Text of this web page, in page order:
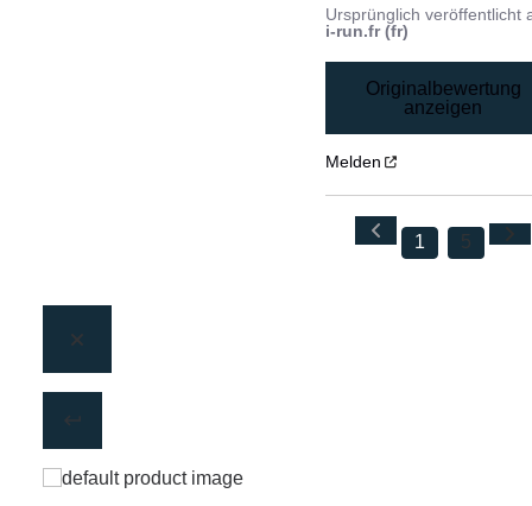
Ursprünglich veröffentlicht
i-run.fr (fr)
Originalbewertung
anzeigen
Melden
1 5